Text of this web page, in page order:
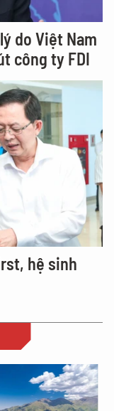
do Việt Nam
công ty FDI
hệ sinh